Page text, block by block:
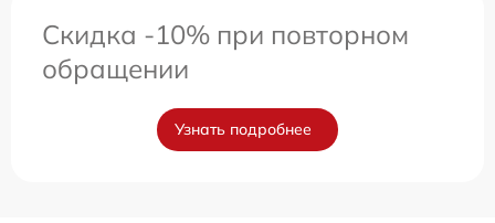
Скидка -10% при повторном
обращении
Узнать подробнее